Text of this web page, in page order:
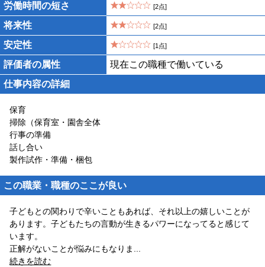
労働時間の短さ [2点]
将来性 [2点]
安定性 [1点]
評価者の属性
現在この職種で働いている
仕事内容の詳細
保育
掃除（保育室・園舎全体
行事の準備
話し合い
製作試作・準備・梱包
この職業・職種のここが良い
子どもとの関わりで辛いこともあれば、それ以上の嬉しいことが
あります。子どもたちの言動が生きるパワーになってると感じて
います。
正解がないことが悩みにもなりま
続きを読む